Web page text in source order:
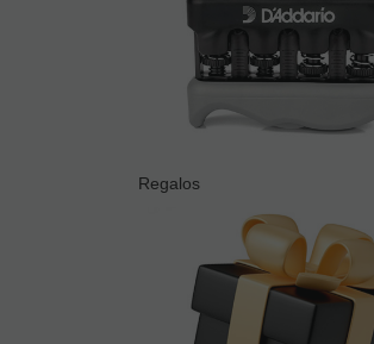
Regalos